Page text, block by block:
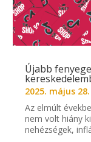
Újabb
2025. május 28.
Az elmúlt
nem volt hiány
nehézségek,